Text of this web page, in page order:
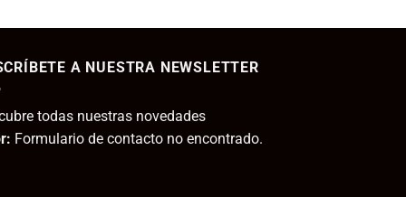
A NUESTRA NEWSLETTER
todas nuestras novedades
Formulario de contacto no encontrado.